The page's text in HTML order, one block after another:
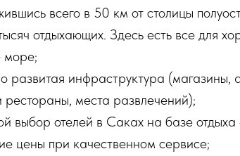
всего в 50 км от столицы
отдыхающих. Здесь есть все для
море;
развитая инфраструктура (магазины,
рестораны, места развлечений);
выбор отелей в Саках на базе
цены при качественном сервисе;